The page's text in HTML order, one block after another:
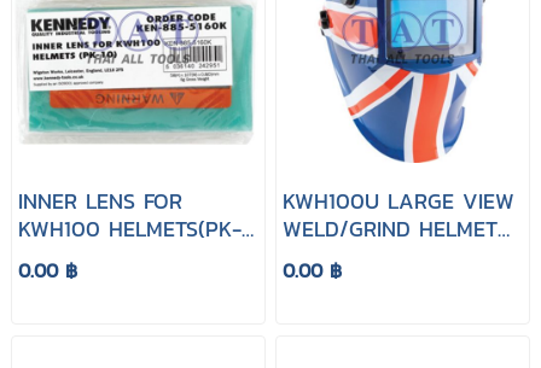
INNER LENS FOR
KWH100 HELMETS(PK-
10)
0.00 ฿
KWH100U LARGE VIEW
WELD/GRIND HELMET
UNION JACK
0.00 ฿